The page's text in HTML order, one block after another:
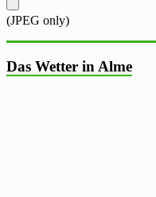
(JPEG only)
Das Wetter in Alme